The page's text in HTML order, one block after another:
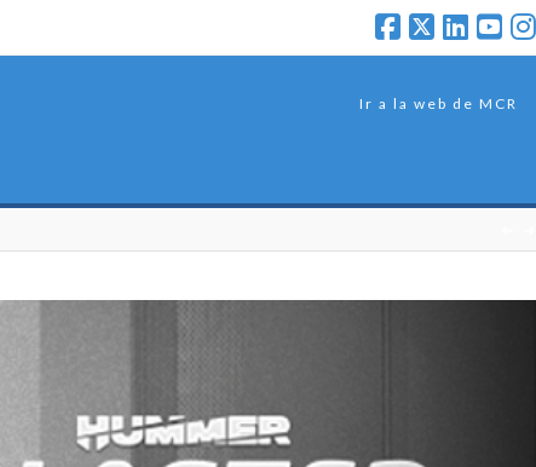
Ir a la web de MCR